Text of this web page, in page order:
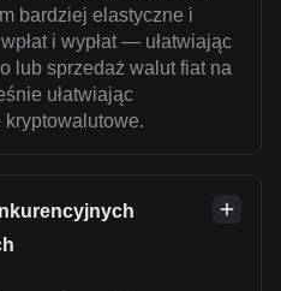
bardziej elastyczne i
i wypłat — ułatwiając
lub sprzedaż walut fiat na
ułatwiając